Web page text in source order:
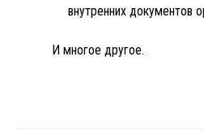
внутренних документов
И многое другое.
ОСТАВИТЬ ЗАЯВКУ НА